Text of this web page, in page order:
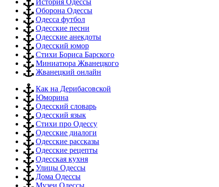
История Одессы
Оборона Одессы
Одесса футбол
Одесские песни
Одесские анекдоты
Одесский юмор
Стихи Бориса Барского
Миниатюра Жванецкого
Жванецкий онлайн
Как на Дерибасовской
Юморина
Одесский словарь
Одесский язык
Стихи про Одессу
Одесские диалоги
Одесские рассказы
Одесские рецепты
Одесская кухня
Улицы Одессы
Дома Одессы
Музеи Одессы